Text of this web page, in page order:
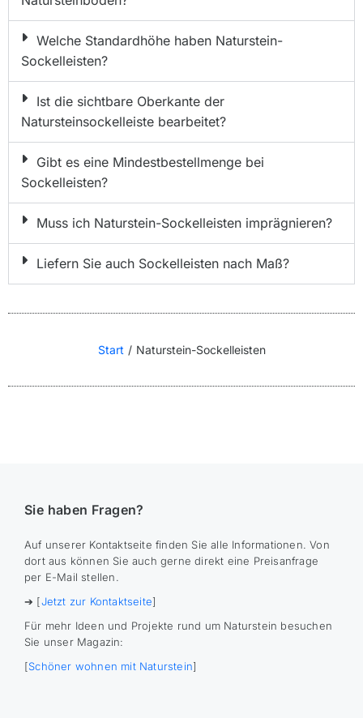
Welche Standardhöhe haben Naturstein-
Sockelleisten?
Ist die sichtbare Oberkante der
Natursteinsockelleiste bearbeitet?
Gibt es eine Mindestbestellmenge bei
Sockelleisten?
Muss ich Naturstein-Sockelleisten imprägnieren?
Liefern Sie auch Sockelleisten nach Maß?
Sie befinden sich hier:
Start Naturstein-Sockelleisten
Sie haben Fragen?
Auf unserer Kontaktseite finden Sie alle Informationen. Von
dort aus können Sie auch gerne direkt eine Preisanfrage
per E-Mail stellen.
➔ [Jetzt zur Kontaktseite]
Für mehr Ideen und Projekte rund um Naturstein besuchen
Sie unser Magazin:
[Schöner wohnen mit Naturstein]